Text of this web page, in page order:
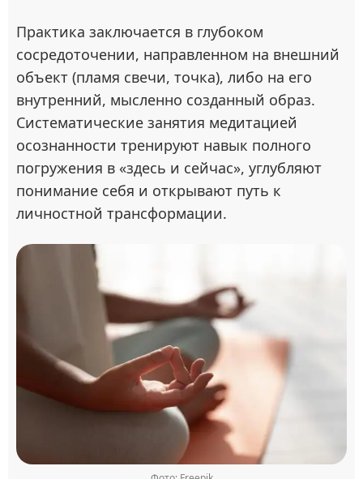
Практика заключается в глубоком
сосредоточении, направленном на внешний
объект (пламя свечи, точка), либо на его
внутренний, мысленно созданный образ.
Систематические занятия медитацией
осознанности тренируют навык полного
погружения в «здесь и сейчас», углубляют
понимание себя и открывают путь к
личностной трансформации.